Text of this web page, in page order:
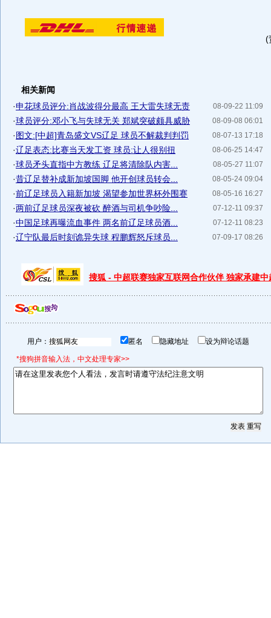
(
相关新闻
08-09-22 11:09
·申花球员评分:肖战波得分最高 王大雷失球无责
08-09-08 06:01
·球员评分:邓小飞与失球无关 郑斌突破颇具威胁
08-07-13 17:18
·图文:[中超]青岛盛文VS辽足 球员不解裁判判罚
08-06-25 14:47
·辽足表态:比赛当天发工资 球员:让人很别扭
08-05-27 11:07
·球员矛头直指中方教练 辽足将清除队内害...
08-05-24 09:04
·昔辽足替补成新加坡国脚 他开创球员转会...
08-05-16 16:27
·前辽足球员入籍新加坡 渴望参加世界杯外围赛
07-12-11 09:37
·两前辽足球员深夜被砍 醉酒与司机争吵险...
07-12-11 08:23
·中国足球再曝流血事件 两名前辽足球员酒...
07-09-17 08:26
·辽宁队最后时刻诡异失球 程鹏辉怒斥球员...
搜狐 - 中超联赛独家互联网合作伙伴 独家承建中
用户： 匿名 隐藏地址 设为辩论话题
*搜狗拼音输入法，中文处理专家>>